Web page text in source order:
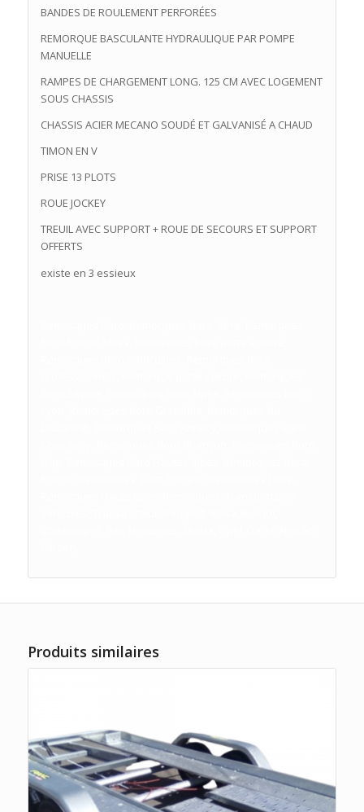
BANDES DE ROULEMENT PERFORÉES
REMORQUE BASCULANTE HYDRAULIQUE PAR POMPE
MANUELLE
RAMPES DE CHARGEMENT LONG. 125 CM AVEC LOGEMENT
SOUS CHASSIS
CHASSIS ACIER MECANO SOUDÉ ET GALVANISÉ A CHAUD
TIMON EN V
PRISE 13 PLOTS
ROUE JOCKEY
TREUIL AVEC SUPPORT + ROUE DE SECOURS ET SUPPORT
OFFERTS
existe en 3 essieux
Produits similaires